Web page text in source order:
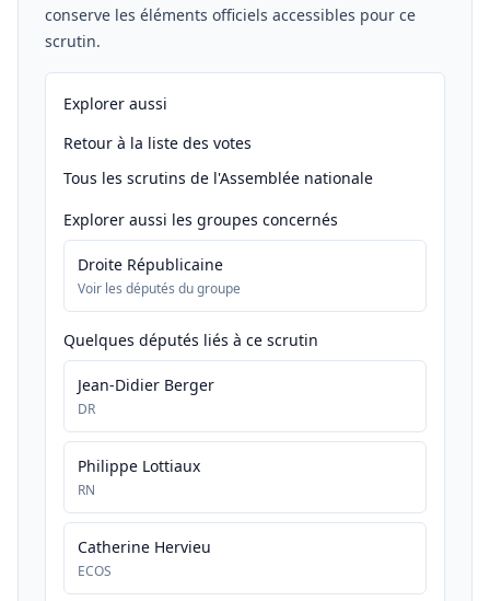
conserve les éléments officiels accessibles pour ce
scrutin.
Explorer aussi
Retour à la liste des votes
Tous les scrutins de l'Assemblée nationale
Explorer aussi les groupes concernés
Droite Républicaine
Voir les députés du groupe
Quelques députés liés à ce scrutin
Jean-Didier Berger
DR
Philippe Lottiaux
RN
Catherine Hervieu
ECOS